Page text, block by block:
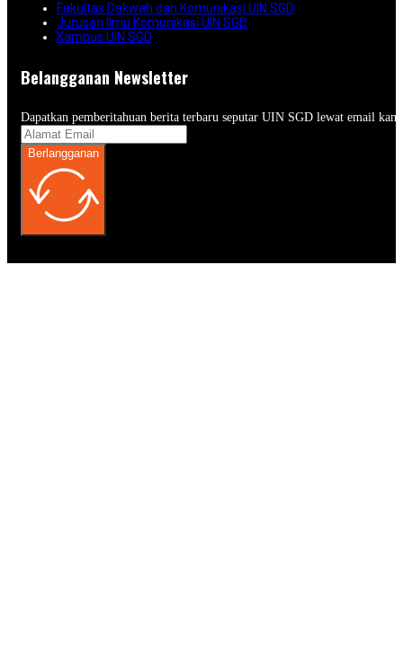
Fakultas Dakwah dan Komunikasi UIN SGD
Jurusan Ilmu Komunikasi UIN SGD
Kampus UIN SGD
Belangganan Newsletter
Dapatkan pemberitahuan berita terbaru seputar UIN SGD lewat email
Berlangganan